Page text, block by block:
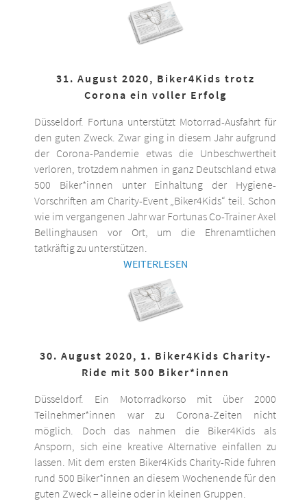
31. August 2020, Biker4Kids trotz
Corona ein voller Erfolg
Düsseldorf. Fortuna unterstützt Motorrad-Ausfahrt für
den guten Zweck. Zwar ging in diesem Jahr aufgrund
der Corona-Pandemie etwas die Unbeschwertheit
verloren, trotzdem nahmen in ganz Deutschland etwa
500 Biker*innen unter Einhaltung der Hygiene-
Vorschriften am Charity-Event „Biker4Kids“ teil. Schon
wie im vergangenen Jahr war Fortunas Co-Trainer Axel
Bellinghausen vor Ort, um die Ehrenamtlichen
tatkräftig zu unterstützen.
WEITERLESEN
30. August 2020, 1. Biker4Kids Charity-
Ride mit 500 Biker*innen
Düsseldorf. Ein Motorradkorso mit über 2000
Teilnehmer*innen war zu Corona-Zeiten nicht
möglich. Doch das nahmen die Biker4Kids als
Ansporn, sich eine kreative Alternative einfallen zu
lassen. Mit dem ersten Biker4Kids Charity-Ride fuhren
rund 500 Biker*innen an diesem Wochenende für den
guten Zweck – alleine oder in kleinen Gruppen.